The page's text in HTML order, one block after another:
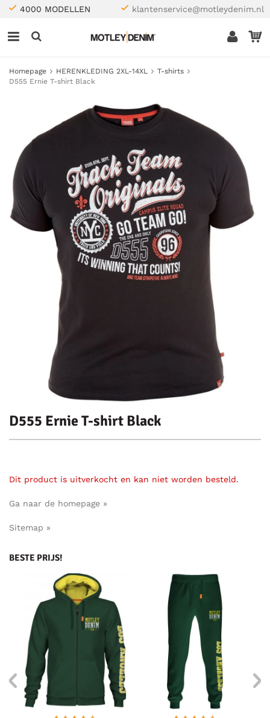
4000 MODELLEN klantenservice@motleydenim.nl
Homepage HERENKLEDING 2XL-14XL
T-shirts
D555 Ernie T-shirt Black
D555 Ernie T-shirt Black
Dit product is uitverkocht en kan niet worden besteld.
Ga naar de homepage »
Sitemap »
BESTE PRIJS!